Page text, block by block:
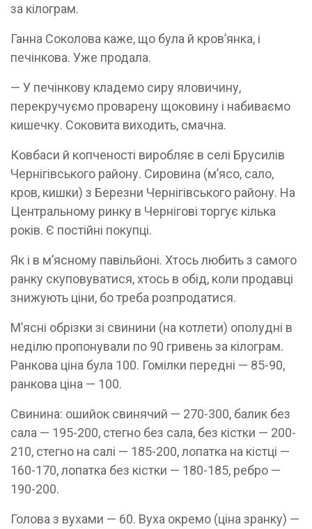
за кілограм.
Ганна Соколова каже, що була й кров’янка, і
печінкова. Уже продала.
— У печінкову кладемо сиру яловичину,
перекручуємо проварену щоковину і набиваємо
кишечку. Соковита виходить, смачна.
Ковбаси й копченості виробляє в селі Брусилів
Чернігівського району. Сировина (м’ясо, сало,
кров, кишки) з Березни Чернігівського району. На
Центральному ринку в Чернігові торгує кілька
років. Є постійні покупці.
Як і в м’ясному павільйоні. Хтось любить з самого
ранку скуповуватися, хтось в обід, коли продавці
знижують ціни, бо треба розпродатися.
М’ясні обрізки зі свинини (на котлети) ополудні в
неділю пропонували по 90 гривень за кілограм.
Ранкова ціна була 100. Гомілки передні — 85-90,
ранкова ціна — 100.
Свинина: ошийок свинячий — 270-300, балик без
сала — 195-200, стегно без сала, без кістки — 200-
210, стегно на салі — 185-200, лопатка на кістці —
160-170, лопатка без кістки — 180-185, ребро —
190-200.
Голова з вухами — 60. Вуха окремо (ціна зранку) —